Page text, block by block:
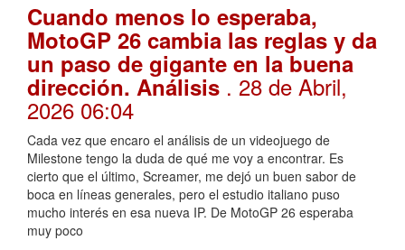
Cuando menos lo esperaba,
MotoGP 26 cambia las reglas y da
un paso de gigante en la buena
dirección. Análisis . 28 de Abril,
2026 06:04
Cada vez que encaro el análisis de un videojuego de
Milestone tengo la duda de qué me voy a encontrar. Es
cierto que el último, Screamer, me dejó un buen sabor de
boca en líneas generales, pero el estudio italiano puso
mucho interés en esa nueva IP. De MotoGP 26 esperaba
muy poco